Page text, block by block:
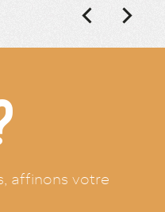
affinons votre